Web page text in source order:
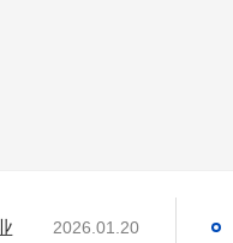
2026.01.20